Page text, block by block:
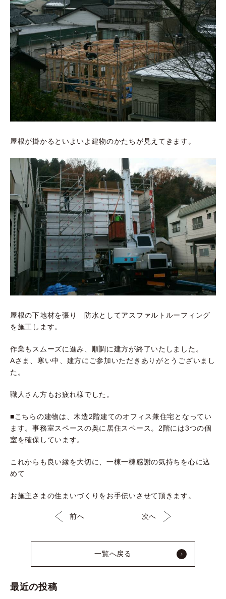
屋根が掛かるといよいよ建物のかたちが見えてきます。
屋根の下地材を張り 防水としてアスファルトルーフィング
を施工します。
作業もスムーズに進み、順調に建方が終了いたしました。
Aさま、寒い中、建方にご参加いただきありがとうございまし
た。
職人さん方もお疲れ様でした。
■こちらの建物は、木造2階建てのオフィス兼住宅となってい
ます。事務室スペースの奥に居住スペース。2階には3つの個
室を確保しています。
これからも良い縁を大切に、一棟一棟感謝の気持ちを心に込
めて
お施主さまの住まいづくりをお手伝いさせて頂きます。
前へ
一覧へ戻る
次へ
最近の投稿